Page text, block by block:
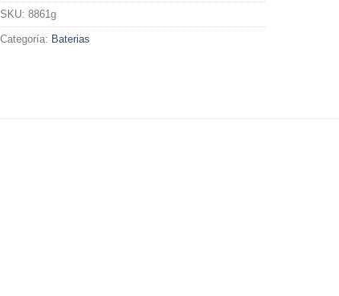
SKU: 8861g
Categoría: Baterias